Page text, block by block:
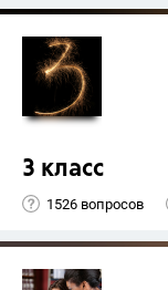
3 класс
1526 вопросов